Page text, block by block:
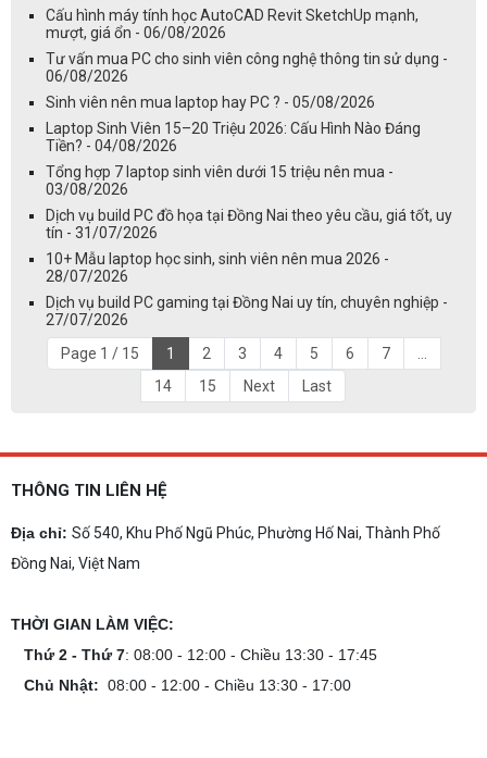
Cấu hình máy tính học AutoCAD Revit SketchUp mạnh,
mượt, giá ổn - 06/08/2026
Tư vấn mua PC cho sinh viên công nghệ thông tin sử dụng -
06/08/2026
Sinh viên nên mua laptop hay PC ? - 05/08/2026
Laptop Sinh Viên 15–20 Triệu 2026: Cấu Hình Nào Đáng
Tiền? - 04/08/2026
Tổng hợp 7 laptop sinh viên dưới 15 triệu nên mua -
03/08/2026
Dịch vụ build PC đồ họa tại Đồng Nai theo yêu cầu, giá tốt, uy
tín - 31/07/2026
10+ Mẫu laptop học sinh, sinh viên nên mua 2026 -
28/07/2026
Dịch vụ build PC gaming tại Đồng Nai uy tín, chuyên nghiệp -
27/07/2026
Page 1 / 15
1 2 3 4 5 6 7
14
15 Next Last
THÔNG TIN LIÊN HỆ
Địa chỉ: Số 540, Khu Phố Ngũ Phúc, Phường Hố Nai, Thành Phố
Đồng Nai, Việt Nam
THỜI GIAN LÀM VIỆC:
Thứ 2 - Thứ 7: 08:00 - 12:00 - Chiều 13:30 - 17:45
Chủ Nhật: 08:00 - 12:00 - Chiều 13:30 - 17:00